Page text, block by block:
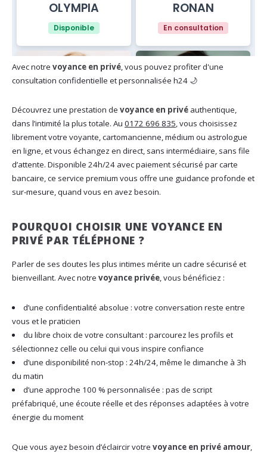
Avec notre voyance en privé, vous pouvez profiter d'une
consultation confidentielle et personnalisée h24 🌙
Découvrez une prestation de voyance en privé authentique,
dans l’intimité la plus totale. Au 0172 696 835, vous choisissez
librement votre voyante, cartomancienne, médium ou astrologue
en ligne, et vous échangez en direct, sans intermédiaire, sans file
d’attente. Disponible 24h/24 avec paiement sécurisé par carte
bancaire, ce service premium vous offre une guidance profonde et
sur-mesure, quand vous en avez besoin.
POURQUOI CHOISIR UNE VOYANCE EN
PRIVÉ PAR TÉLÉPHONE ?
Parler de ses doutes les plus intimes mérite un cadre sécurisé et
bienveillant. Avec notre voyance privée, vous bénéficiez :
d’une confidentialité absolue : votre conversation reste entre
vous et le praticien
du libre choix de votre consultant : parcourez les profils et
sélectionnez celle ou celui qui vous inspire confiance
d’une disponibilité non-stop : 24h/24, même le dimanche à 3h
du matin
d’une approche 100 % personnalisée : pas de script
préfabriqué, une écoute réelle et des réponses adaptées à votre
énergie du moment
Que vous ayez besoin d’éclaircir votre voyance en privé amour,